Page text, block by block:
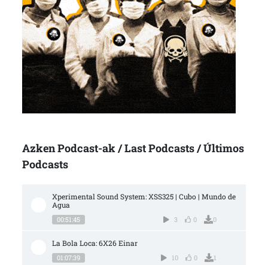
Azken Podcast-ak / Last Podcasts / Últimos
Podcasts
Xperimental Sound System: XSS325 | Cubo | Mundo de
Agua
00:51:45 3 0 0
La Bola Loca: 6X26 Einar
01:07:39 10 0 1